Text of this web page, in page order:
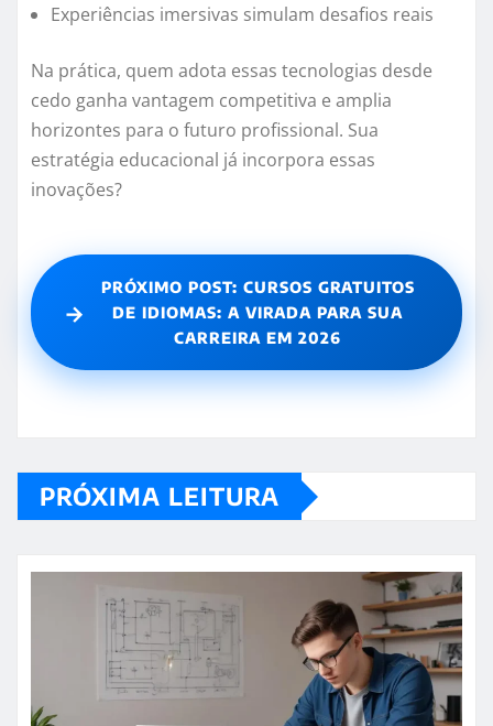
Experiências imersivas simulam desafios reais
Na prática, quem adota essas tecnologias desde
cedo ganha vantagem competitiva e amplia
horizontes para o futuro profissional. Sua
estratégia educacional já incorpora essas
inovações?
→
PRÓXIMO POST: CURSOS GRATUITOS
DE IDIOMAS: A VIRADA PARA SUA
CARREIRA EM 2026
PRÓXIMA LEITURA